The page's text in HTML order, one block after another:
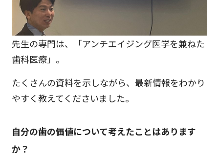
先生の専門は、「アンチエイジング医学を兼ねた
歯科医療」。
たくさんの資料を示しながら、最新情報をわかり
やすく教えてくださいました。
自分の歯の価値について考えたことはあります
か？